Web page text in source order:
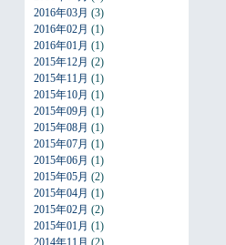
2016年03月 (3)
2016年02月 (1)
2016年01月 (1)
2015年12月 (2)
2015年11月 (1)
2015年10月 (1)
2015年09月 (1)
2015年08月 (1)
2015年07月 (1)
2015年06月 (1)
2015年05月 (2)
2015年04月 (1)
2015年02月 (2)
2015年01月 (1)
2014年11月 (2)